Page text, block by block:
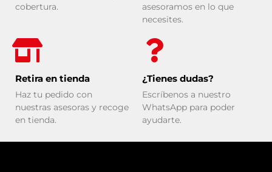
cobertura.
asesoramos en lo que
necesites.
Retira en tienda
Haz tu pedido con
nuestras asesoras y recoge
en tienda.
¿Tienes dudas?
Escríbenos a nuestro
WhatsApp para poder
ayudarte.